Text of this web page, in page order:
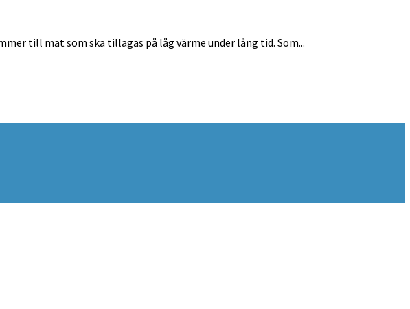
till mat som ska tillagas på låg värme under lång tid. Som...